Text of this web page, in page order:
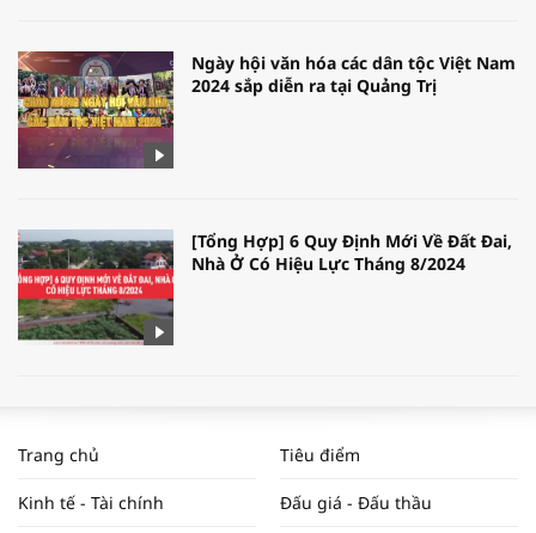
Ngày hội văn hóa các dân tộc Việt Nam
2024 sắp diễn ra tại Quảng Trị
[Tổng Hợp] 6 Quy Định Mới Về Đất Đai,
Nhà Ở Có Hiệu Lực Tháng 8/2024
NAM NĂM 2024 VÀ NĂM 2025 | NHỊP
ĐẬP THỊ TRƯỜNG #62
Trang chủ Tiêu điểm
Kinh tế - Tài chính Đấu giá - Đấu thầu